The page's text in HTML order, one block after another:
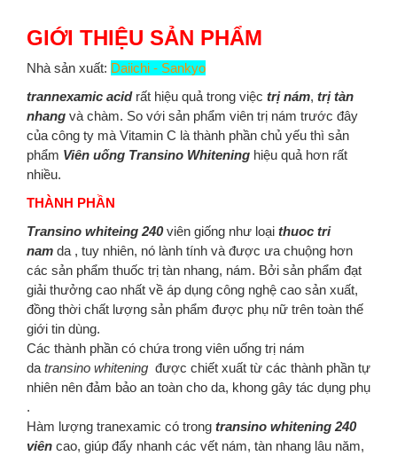
GIỚI THIỆU SẢN PHẨM
Nhà sản xuất: Daiichi - Sankyo
trannexamic acidrất hiệu quả trong việc trị nám, trị tàn
nhang và chàm. So với sản phẩm viên trị nám trước đây
của công ty mà Vitamin C là thành phần chủ yếu thì sản
phẩm Viên uống Transino Whitening hiệu quả hơn rất
nhiều.
THÀNH PHẦN
Transino whiteing 240viên giống như loại thuoc tri
nam da , tuy nhiên, nó lành tính và được ưa chuộng hơn
các sản phẩm thuốc trị tàn nhang, nám. Bởi sản phẩm đạt
giải thưởng cao nhất về áp dụng công nghệ cao sản xuất,
đồng thời chất lượng sản phẩm được phụ nữ trên toàn thế
giới tin dùng.
Các thành phần có chứa trong viên uống trị nám
da transino whitening được chiết xuất từ các thành phần tự
nhiên nên đảm bảo an toàn cho da, khong gây tác dụng phụ
.
Hàm lượng tranexamic có trong transino whitening 240
viên cao, giúp đẩy nhanh các vết nám, tàn nhang lâu năm,